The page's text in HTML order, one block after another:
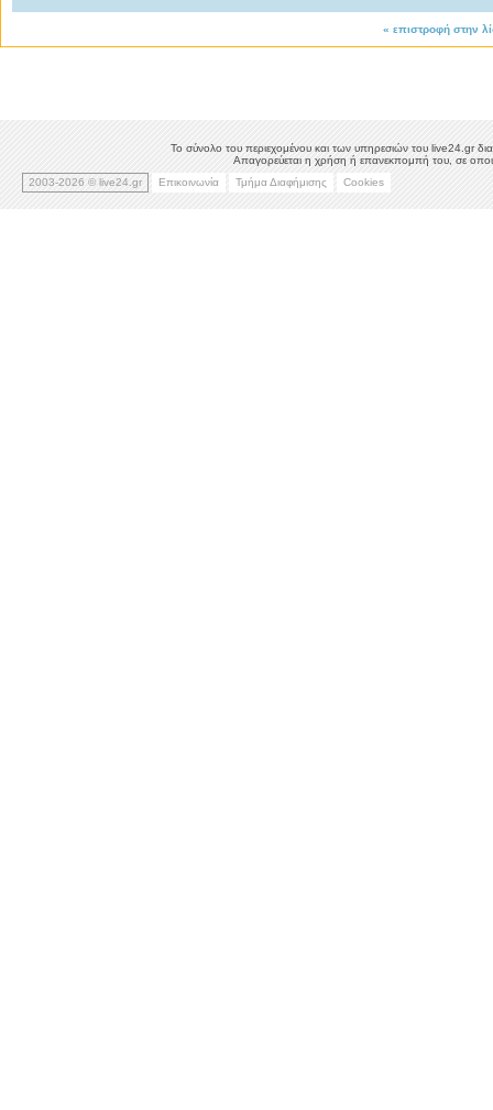
« επιστροφή στην
Το σύνολο του περιεχομένου και των υπηρεσιών του live24.gr
Απαγορεύεται η χρήση ή επανεκπομπή του, σε
2003-2026 © live24.gr
Επικοινωνία Τμήμα Διαφήμισης Cookies